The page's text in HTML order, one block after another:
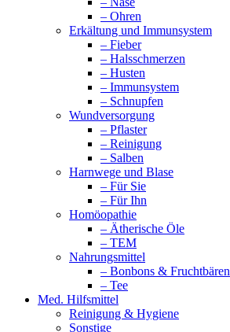
– Ohren
Erkältung und Immunsystem
– Fieber
– Halsschmerzen
– Husten
– Immunsystem
– Schnupfen
Wundversorgung
– Pflaster
– Reinigung
– Salben
Harnwege und Blase
– Für Sie
– Für Ihn
Homöopathie
– Ätherische Öle
– TEM
Nahrungsmittel
– Bonbons & Fruchtbären
– Tee
Med. Hilfsmittel
Reinigung & Hygiene
Sonstige